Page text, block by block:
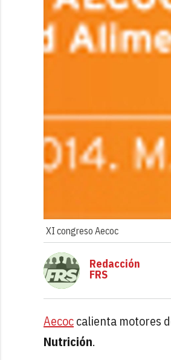
XI congreso Aecoc
Redacción
FRS
Aecoccalienta motores
Nutrición.